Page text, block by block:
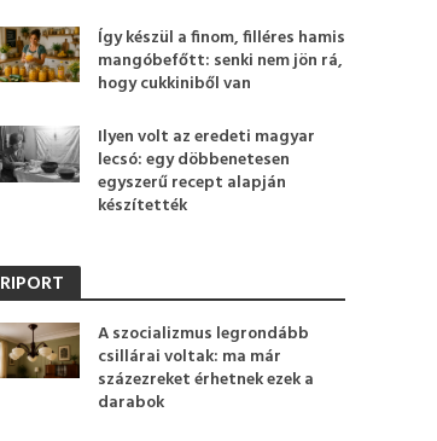
Így készül a finom, filléres hamis
mangóbefőtt: senki nem jön rá,
hogy cukkiniből van
Ilyen volt az eredeti magyar
lecsó: egy döbbenetesen
egyszerű recept alapján
készítették
RIPORT
A szocializmus legrondább
csillárai voltak: ma már
százezreket érhetnek ezek a
darabok